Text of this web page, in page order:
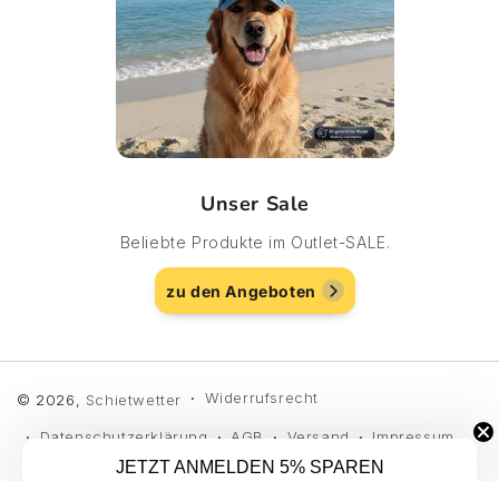
Unser Sale
Beliebte Produkte im Outlet-SALE.
zu den Angeboten
© 2026, Schietwetter Widerrufsrecht
Datenschutzerklärung AGB Versand Impressum
Kontaktinformationen
JETZT ANMELDEN 5% SPAREN